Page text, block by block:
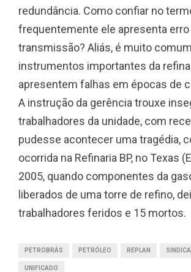
redundância. Como confiar no
frequentemente ele apresenta erro
transmissão? Aliás, é muito
instrumentos importantes da
apresentem falhas em épocas de
A instrução da gerência trouxe
trabalhadores da unidade, com
pudesse acontecer uma tragédia,
ocorrida na Refinaria BP, no Texas
2005, quando componentes da
liberados de uma torre de refino,
trabalhadores feridos e 15 mortos.
PETROBRÁS PETRÓLEO REPLAN
UNIFICADO